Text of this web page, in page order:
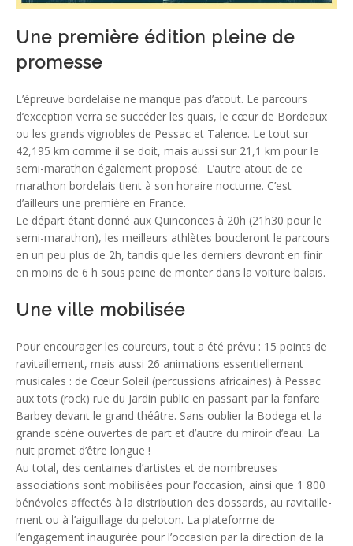
Une première édition pleine de
promesse
L’épreuve bordelaise ne manque pas d’atout. Le parcours
d’exception verra se succéder les quais, le cœur de Bordeaux
ou les grands vignobles de Pessac et Talence. Le tout sur
42,195 km comme il se doit, mais aussi sur 21,1 km pour le
semi-marathon également proposé. L’autre atout de ce
marathon bordelais tient à son horaire nocturne. C’est
d’ailleurs une première en France.
Le départ étant donné aux Quinconces à 20h (21h30 pour le
semi-marathon), les meilleurs athlètes boucleront le parcours
en un peu plus de 2h, tandis que les derniers devront en finir
en moins de 6 h sous peine de monter dans la voiture balais.
Une ville mobilisée
Pour encourager les coureurs, tout a été prévu : 15 points de
ravitaillement, mais aussi 26 animations essentiellement
musicales : de Cœur Soleil (percussions africaines) à Pessac
aux tots (rock) rue du Jardin public en passant par la fanfare
Barbey devant le grand théâtre. Sans oublier la Bodega et la
grande scène ouvertes de part et d’autre du miroir d’eau. La
nuit promet d’être longue !
Au total, des centaines d’artistes et de nombreuses
associations sont mobilisées pour l’occasion, ainsi que 1 800
bénévoles affectés à la distribution des dossards, au ravitaille-
ment ou à l’aiguillage du peloton. La plateforme de
l’engagement inaugurée pour l’occasion par la direction de la